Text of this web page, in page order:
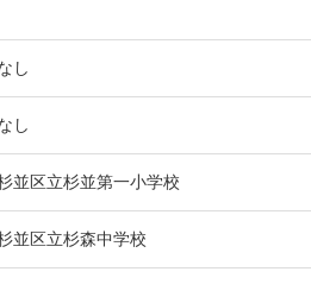
し
し
並区立杉並第一小学校
並区立杉森中学校